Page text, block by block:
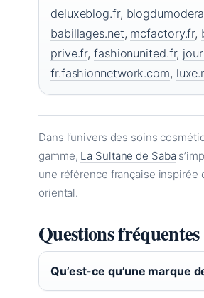
deluxeblog.fr,
babillages.net, mcfactory.fr,
prive.fr,fashionunited.fr,
fr.fashionnetwork.com,
Dans l’univers des soins
gamme, La Sultane de Saba
une référence française inspirée
oriental.
Questions fréquentes
Qu’est-ce qu’une marque